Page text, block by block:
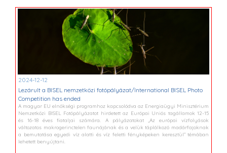
2024-12-12
Lezárult a BISEL nemzetközi fotópályázat/International BISEL Photo
Competition has ended
A magyar EU elnökségi programhoz kapcsolódva az Energiaügyi Minisztérium
Nemzetközi BISEL Fotópályázatot hirdetett az Európai Uniós tagállamok 12-15
és 16-18 éves fiataljai számára. A pályázatokat „Az európai vízfolyások
változatos makrogerinctelen faunájának és a velük táplálkozó madárfajoknak
a bemutatása egyedi víz alatti és víz feletti fényképeken keresztül” témában
lehetett benyújtani.